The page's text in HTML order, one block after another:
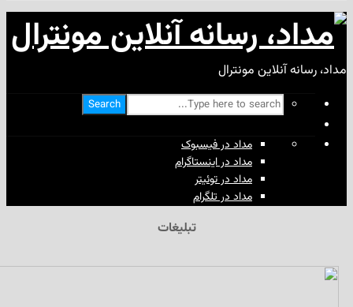
مونترال
Search
مداد در فیسبوک
مداد در اینستاگرام
مداد در توئیتر
مداد در تلگرام